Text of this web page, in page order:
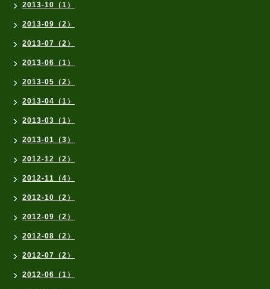
2013-10（1）
2013-09（2）
2013-07（2）
2013-06（1）
2013-05（2）
2013-04（1）
2013-03（1）
2013-01（3）
2012-12（2）
2012-11（4）
2012-10（2）
2012-09（2）
2012-08（2）
2012-07（2）
2012-06（1）